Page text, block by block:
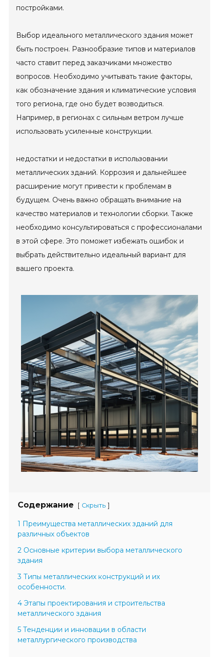
постройками.
Выбор идеального металлического здания может
быть построен. Разнообразие типов и материалов
часто ставит перед заказчиками множество
вопросов. Необходимо учитывать такие факторы,
как обозначение здания и климатические условия
того региона, где оно будет возводиться.
Например, в регионах с сильным ветром лучше
использовать усиленные конструкции.
недостатки и недостатки в использовании
металлических зданий. Коррозия и дальнейшее
расширение могут привести к проблемам в
будущем. Очень важно обращать внимание на
качество материалов и технологии сборки. Также
необходимо консультироваться с профессионалами
в этой сфере. Это поможет избежать ошибок и
выбрать действительно идеальный вариант для
вашего проекта.
Содержание [ Скрыть ]
1 Преимущества металлических зданий для
различных объектов
2 Основные критерии выбора металлического
здания
3 Типы металлических конструкций и их
особенности.
4 Этапы проектирования и строительства
металлического здания
5 Тенденции и инновации в области
металлургического производства